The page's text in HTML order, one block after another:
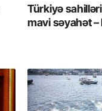
Türkiyə
mavi səyahət –